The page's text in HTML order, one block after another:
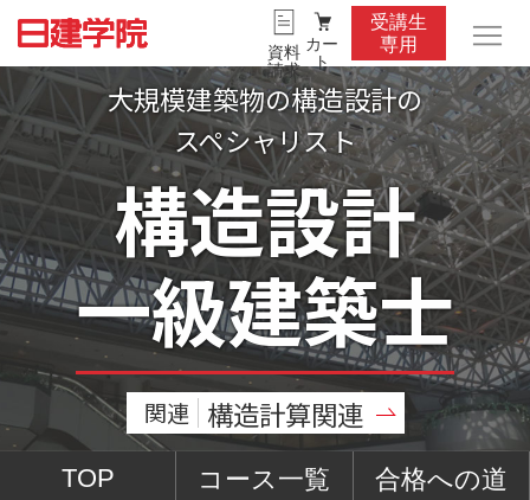
資料
請求
カー
ト
受講生
専用
大規模建築物の構造設計の
スペシャリスト
構造設計
一級建築士
関連 構造計算関連
TOP コース一覧 合格への道